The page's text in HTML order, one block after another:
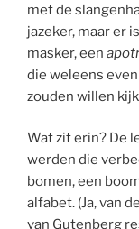
met de
jazeker, maar er
masker, een
die weleens
zouden willen
Wat zit erin? De
werden die
bomen, een
alfabet. (Ja, van
van Gutenberg